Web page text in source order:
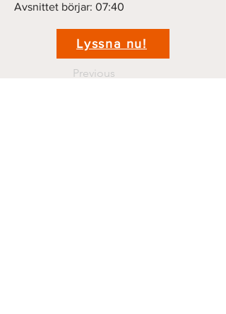
Avsnittet börjar: 07:40
Lyssna nu!
Previous